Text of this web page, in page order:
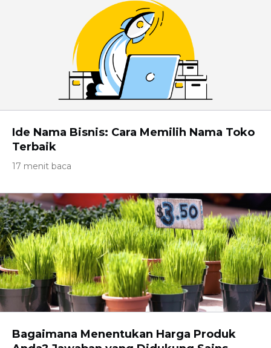
Ide Nama Bisnis: Cara Memilih Nama Toko
Terbaik
17 menit baca
Bagaimana Menentukan Harga Produk